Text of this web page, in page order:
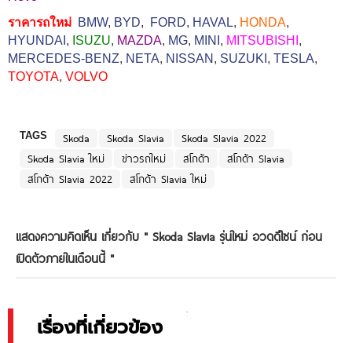
ราคารถใหม่ BMW, BYD, FORD, HAVAL, HONDA,
HYUNDAI , ISUZU, MAZDA, MG, MINI , MITSUBISHI ,
MERCEDES-BENZ, NETA, NISSAN , SUZUKI , TESLA,
TOYOTA, VOLVO
TAGS Skoda Skoda Slavia
Skoda Slavia 2022
Skoda Slavia ใหม่
ข่าวรถใหม่ สโกด้า
สโกด้า Slavia
สโกด้า Slavia 2022
สโกด้า Slavia ใหม่
แสดงความคิดเห็น เกี่ยวกับ " Skoda Slavia รุ่นใหม่ อวดดีไซน์ ก่อน
เปิดตัวภายในเดือนนี้ "
เรื่องที่เกี่ยวข้อง